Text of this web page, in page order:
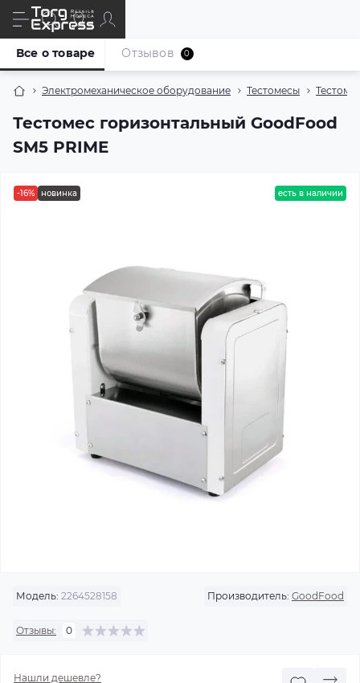
Электромеханическое оборудование Тестомесы
Тестомес горизонтальный GoodFood
SM5 PRIME
Все о товаре Отзывов 0
-16% новинка есть в наличии
Модель: 2264528158 Производитель: GoodFood
Отзывы: 0
Нашли дешевле?